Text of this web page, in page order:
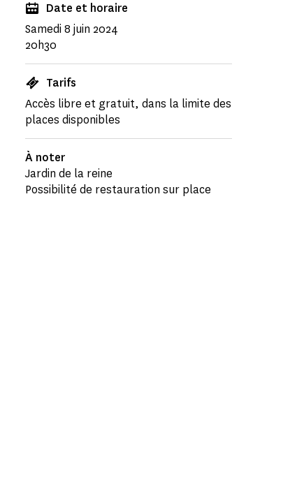
Date et horaire
Samedi 8 juin 2024
20h30
Tarifs
Accès libre et gratuit, dans la limite des
places disponibles
À noter
Jardin de la reine
Possibilité de restauration sur place